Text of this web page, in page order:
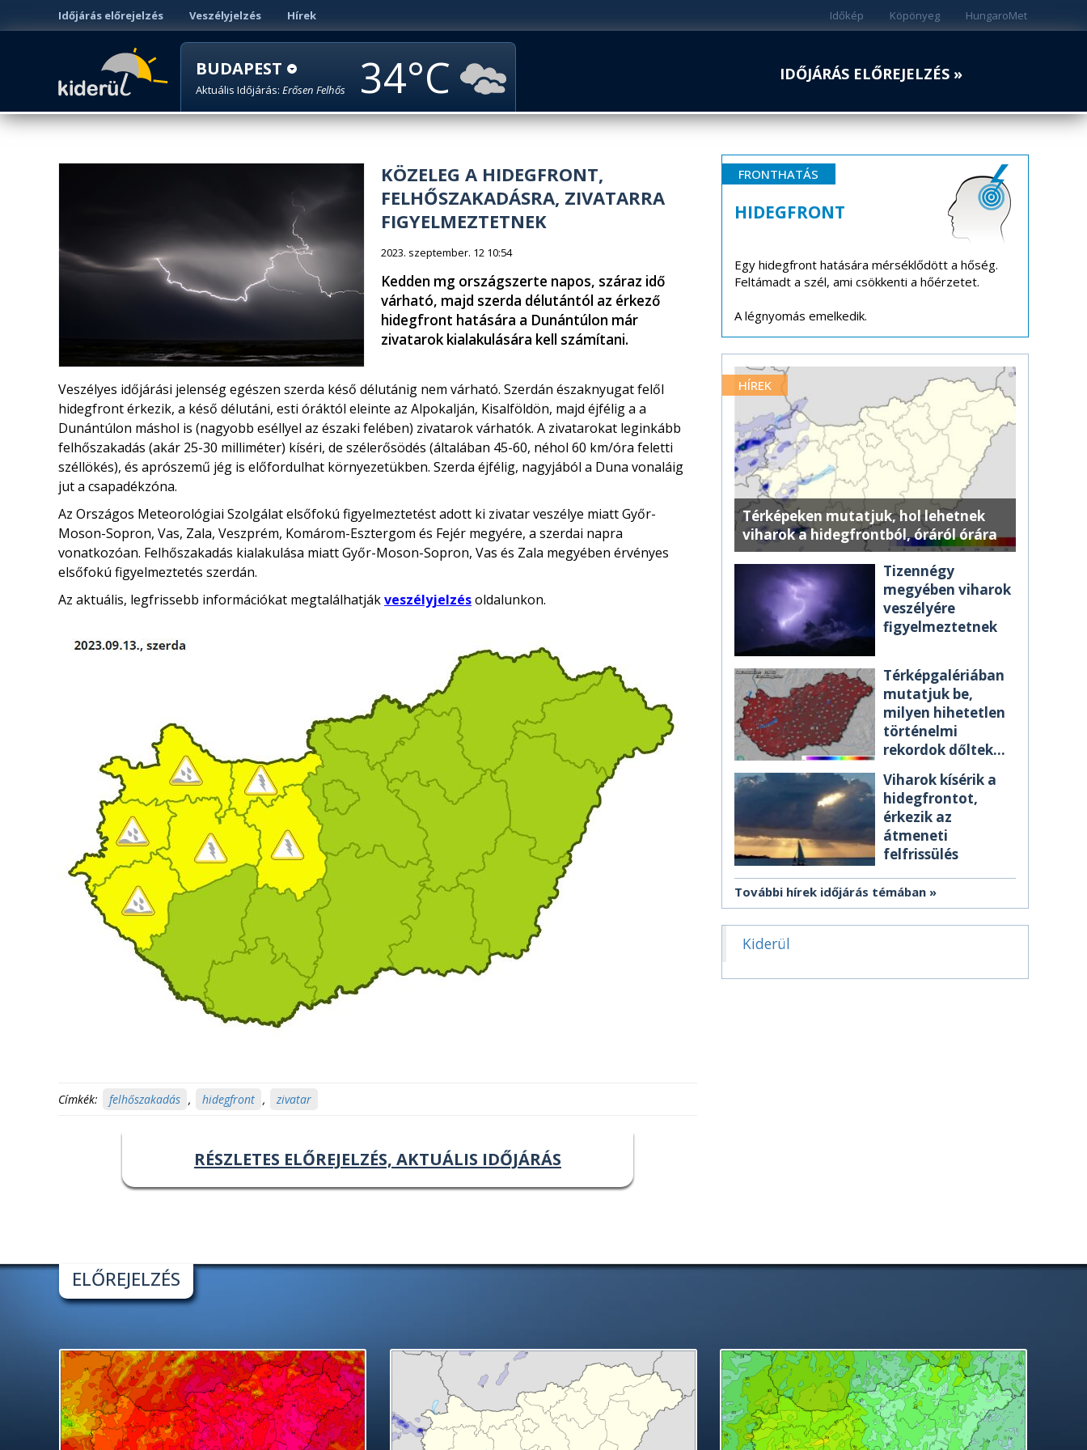
Időjárás előrejelzés Veszélyjelzés Hírek HungaroMet
Köpönyeg
Időkép
BUDAPEST
Aktuális Időjárás: Erősen Felhős 34 IDŐJÁRÁS ELŐREJELZÉS »
KÖZELEG A HIDEGFRONT,
FELHŐSZAKADÁSRA, ZIVATARRA
FIGYELMEZTETNEK
2023. szeptember. 12 10:54
Kedden mg országszerte napos, száraz idő
várható, majd szerda délutántól az érkező
hidegfront hatására a Dunántúlon már
zivatarok kialakulására kell számítani.
Veszélyes időjárási jelenség egészen szerda késő délutánig nem várható. Szerdán északnyugat felől
hidegfront érkezik, a késő délutáni, esti óráktól eleinte az Alpokalján, Kisalföldön, majd éjfélig a a
Dunántúlon máshol is (nagyobb eséllyel az északi felében) zivatarok várhatók. A zivatarokat leginkább
felhőszakadás (akár 25-30 milliméter) kíséri, de szélerősödés (általában 45-60, néhol 60 km/óra feletti
széllökés), és aprószemű jég is előfordulhat környezetükben. Szerda éjfélig, nagyjából a Duna vonaláig
jut a csapadékzóna.
Az Országos Meteorológiai Szolgálat elsőfokú figyelmeztetést adott ki zivatar veszélye miatt Győr-
Moson-Sopron, Vas, Zala, Veszprém, Komárom-Esztergom és Fejér megyére, a szerdai napra
vonatkozóan. Felhőszakadás kialakulása miatt Győr-Moson-Sopron, Vas és Zala megyében érvényes
elsőfokú figyelmeztetés szerdán.
Az aktuális, legfrissebb információkat megtalálhatjákveszélyjelzésoldalunkon.
Címkék: felhőszakadás , hidegfront , zivatar
RÉSZLETES ELŐREJELZÉS, AKTUÁLIS IDŐJÁRÁS
FRONTHATÁS
HIDEGFRONT
Egy hidegfront hatására mérséklődött a hőség.
Feltámadt a szél, ami csökkenti a hőérzetet.
A légnyomás emelkedik.
HÍREK
Térképeken mutatjuk, hol lehetnek
viharok a hidegfrontból, óráról órára
Tizennégy
megyében viharok
veszélyére
figyelmeztetnek
Térképgalériában
mutatjuk be,
milyen hihetetlen
történelmi
rekordok dőltek
Viharok kísérik a
hidegfrontot,
érkezik az
átmeneti
felfrissülés
További hírek időjárás témában
Kiderül
ELŐREJELZÉS